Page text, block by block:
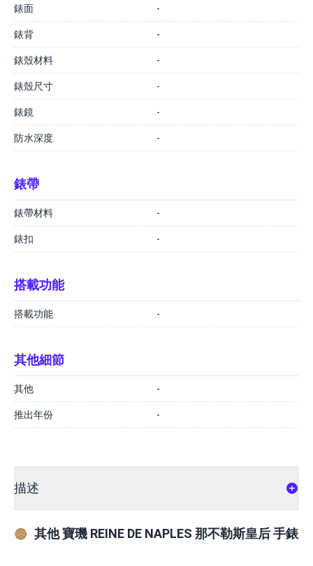
錶面 -
錶背 -
錶殼材料 -
錶殼尺寸 -
錶鏡 -
防水深度 -
錶帶
錶帶材料 -
錶扣 -
搭載功能
搭載功能 -
其他細節
其他 -
推出年份 -
描述
其他 寶璣 REINE DE NAPLES 那不勒斯皇后 手錶